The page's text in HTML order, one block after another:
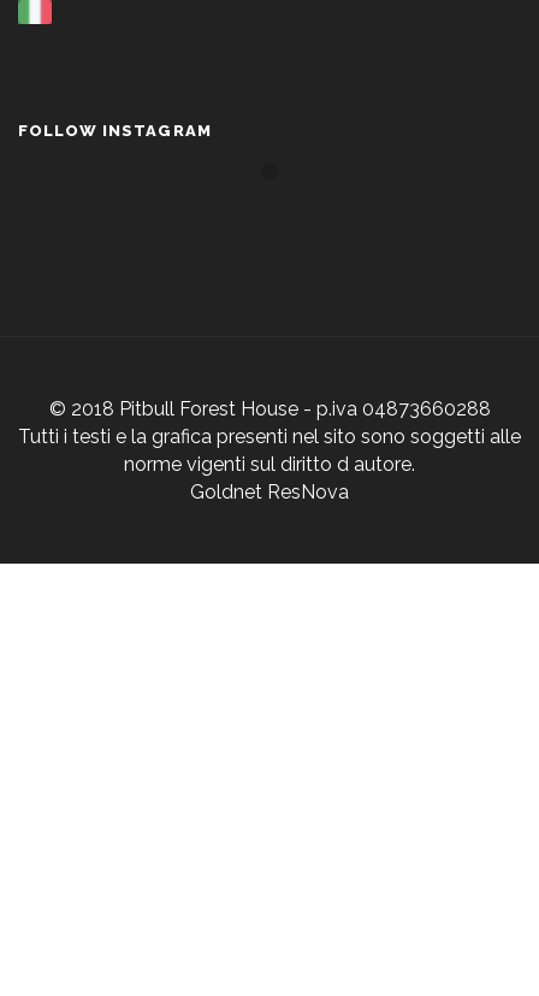
FOLLOW INSTAGRAM
© 2018 Pitbull Forest House - p.iva 04873660288
Tutti i testi e la grafica presenti nel sito sono soggetti alle
norme vigenti sul diritto d autore.
Goldnet ResNova